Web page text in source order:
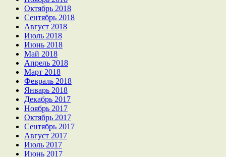
Октябрь 2018
Сентябрь 2018
Август 2018
Июль 2018
Июнь 2018
Май 2018
Апрель 2018
Март 2018
Февраль 2018
Январь 2018
Декабрь 2017
Ноябрь 2017
Октябрь 2017
Сентябрь 2017
Август 2017
Июль 2017
Июнь 2017